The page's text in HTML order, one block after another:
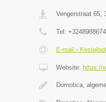
Vengerstraat 65,
Tel:
E-mail ›
Website: https://
Domotica,